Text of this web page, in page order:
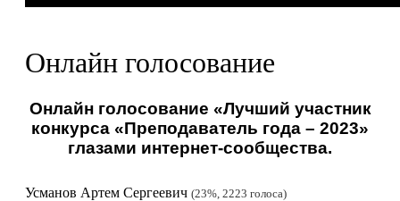
Онлайн голосование
Онлайн голосование «Лучший участник
конкурса «Преподаватель года – 2023»
глазами интернет-сообщества.
Усманов Артем Сергеевич 23%, 2223 голоса